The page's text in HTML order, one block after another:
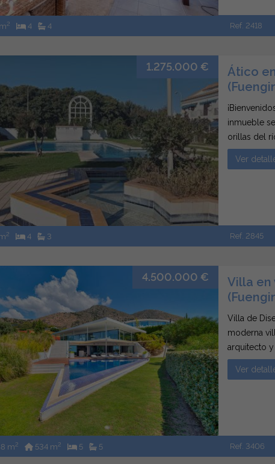
2 4 4 Ref. 2418
1.275.000 €
Ático
inmueble
orillas del
Ver
2 4 3 Ref. 2845
4.500.000 €
Villa en
Villa de
moderna
arquitecto y
de Reserva
Ver
m2 534 m2 5 5 Ref. 3406